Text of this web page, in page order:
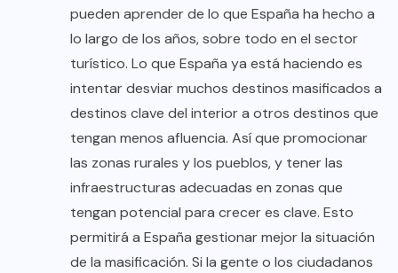
pueden aprender de lo que España ha hecho a
lo largo de los años, sobre todo en el sector
turístico. Lo que España ya está haciendo es
intentar desviar muchos destinos masificados a
destinos clave del interior a otros destinos que
tengan menos afluencia. Así que promocionar
las zonas rurales y los pueblos, y tener las
infraestructuras adecuadas en zonas que
tengan potencial para crecer es clave. Esto
permitirá a España gestionar mejor la situación
de la masificación. Si la gente o los ciudadanos